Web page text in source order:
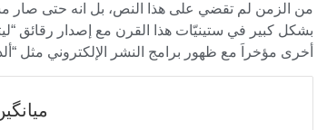
من الزمن لم تقضي على هذا النص، بل انه حتى صار
بشكل كبير في ستينيّات هذا القرن مع إصدار رقائق
أخرى مؤخراَ مع ظهور برامج النشر الإلكتروني مثل